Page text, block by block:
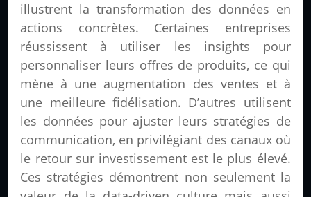
illustrent la transformation des données en
actions concrètes. Certaines entreprises
réussissent à utiliser les insights pour
personnaliser leurs offres de produits, ce qui
mène à une augmentation des ventes et à
une meilleure fidélisation. D’autres utilisent
les données pour ajuster leurs stratégies de
communication, en privilégiant des canaux où
le retour sur investissement est le plus élevé.
Ces stratégies démontrent non seulement la